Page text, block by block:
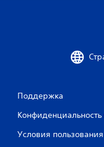
Поддержка
Условия